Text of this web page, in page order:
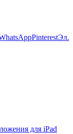
PinterestЭл.
для iPad